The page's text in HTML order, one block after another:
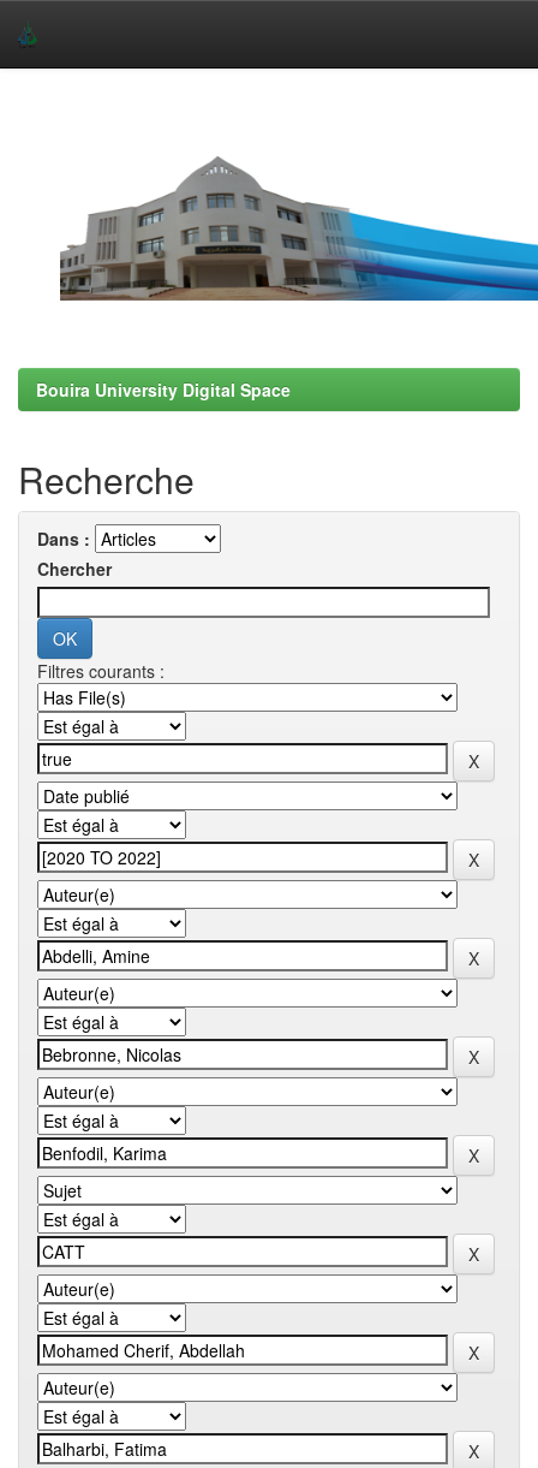
Bouira University Digital Space
Recherche
Dans :
Chercher
Filtres courants :